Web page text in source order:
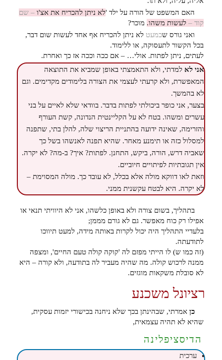
האם המשפט של הורה על ילד 'לא ניתן להכריח את אצ'ו– שם
קוד – לעשות משהו. מוכר?
ואני גורס שכמעט לא ניתן להכריח אף אחד לעשות שום דבר,
בכל הקשור לתעסוקה, או ללימוד.
לעתים, ניתן לפתות. אולי… – אם ככה וככה אז כך ואחרת.
אני לא למדתי, ולא התאמצתי באופן שמביא את התוצאה
המאפשרת, ולא קרעתי לעצמי את הצורה בלימודים מקדימים. וגם
לא בהמשך.
בצער, אני כופר ביכולתי לפתות בדבר. בוודאי שלא לאיים על בני
עשרים ומשהו. בטח לא על הקליינטית הנדונה, קשת העורף
והזרימה, שאינה ידועה בהתניית הריצוי שלה, להלן בתי, שתפנה
למסלול כזה או תימנע מאחר. שהיא תפנה לאנשהו בשל כך
שאביה דרש, הורה, ביקש, התחנן. לפתות? איך? ב-מה? לא יקרה.
אין תגובתיות לפיתויים חיוביים.
וזאת לאו דווקא מולה אלא בכלל, לא עובד כך. מולה המסוימת –
לא יקרה. היא לבטח עקשנית ממני.
בתהליך, בשום צורה ולא באופן כלשהו, אני לא היוויתי תנאי או
אפילו רק כוח מאפשר. גם לא גורם מממן;
בלעדיי התהליך היה יכול לקרות באותה מידה, למעט תיווכו
לתודעתה.
(זה כמו ש) לו הייתי מפזם לה 'קוקה קולה טעם החיים', ומצפה
ממנה לרכוש קולה. מה שהיה מעביר לה בתודעה, ולא קורה – היא
לא סובלת משקאות מוגזים.
רציונל משכנע
כן אמרתי, שבהינתן בכך שלא ניחנה בכישורי יזמות עסקית,
שהיא לא תהיה עצמאית,
הדיסציפלינה
ערכית